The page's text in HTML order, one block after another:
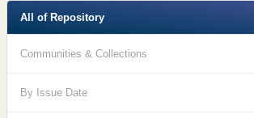
All of Repository
Communities & Collections
By Issue Date